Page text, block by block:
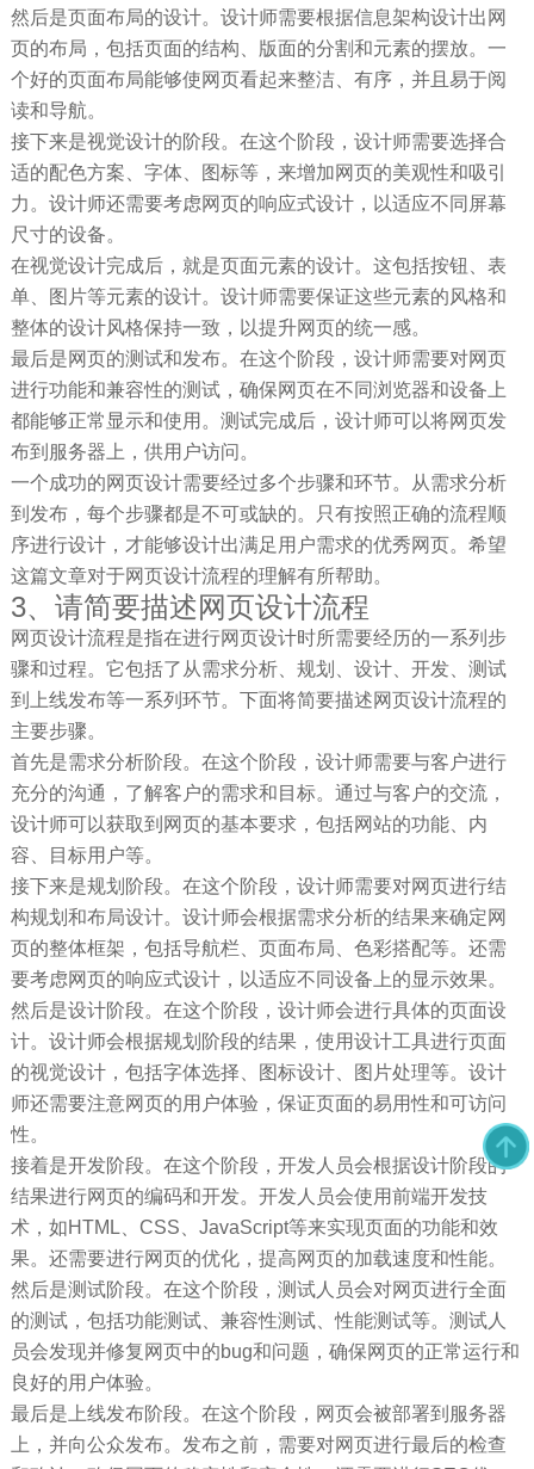
然后是页面布局的设计。设计师需要根据信息架构设计出网
页的布局，包括页面的结构、版面的分割和元素的摆放。一
个好的页面布局能够使网页看起来整洁、有序，并且易于阅
读和导航。
接下来是视觉设计的阶段。在这个阶段，设计师需要选择合
适的配色方案、字体、图标等，来增加网页的美观性和吸引
力。设计师还需要考虑网页的响应式设计，以适应不同屏幕
尺寸的设备。
在视觉设计完成后，就是页面元素的设计。这包括按钮、表
单、图片等元素的设计。设计师需要保证这些元素的风格和
整体的设计风格保持一致，以提升网页的统一感。
最后是网页的测试和发布。在这个阶段，设计师需要对网页
进行功能和兼容性的测试，确保网页在不同浏览器和设备上
都能够正常显示和使用。测试完成后，设计师可以将网页发
布到服务器上，供用户访问。
一个成功的网页设计需要经过多个步骤和环节。从需求分析
到发布，每个步骤都是不可或缺的。只有按照正确的流程顺
序进行设计，才能够设计出满足用户需求的优秀网页。希望
这篇文章对于网页设计流程的理解有所帮助。
3、请简要描述网页设计流程
网页设计流程是指在进行网页设计时所需要经历的一系列步
骤和过程。它包括了从需求分析、规划、设计、开发、测试
到上线发布等一系列环节。下面将简要描述网页设计流程的
主要步骤。
首先是需求分析阶段。在这个阶段，设计师需要与客户进行
充分的沟通，了解客户的需求和目标。通过与客户的交流，
设计师可以获取到网页的基本要求，包括网站的功能、内
容、目标用户等。
接下来是规划阶段。在这个阶段，设计师需要对网页进行结
构规划和布局设计。设计师会根据需求分析的结果来确定网
页的整体框架，包括导航栏、页面布局、色彩搭配等。还需
要考虑网页的响应式设计，以适应不同设备上的显示效果。
然后是设计阶段。在这个阶段，设计师会进行具体的页面设
计。设计师会根据规划阶段的结果，使用设计工具进行页面
的视觉设计，包括字体选择、图标设计、图片处理等。设计
师还需要注意网页的用户体验，保证页面的易用性和可访问
性。
接着是开发阶段。在这个阶段，开发人员会根据设计阶段的
结果进行网页的编码和开发。开发人员会使用前端开发技
术，如HTML、CSS、JavaScript等来实现页面的功能和效
果。还需要进行网页的优化，提高网页的加载速度和性能。
然后是测试阶段。在这个阶段，测试人员会对网页进行全面
的测试，包括功能测试、兼容性测试、性能测试等。测试人
员会发现并修复网页中的bug和问题，确保网页的正常运行和
良好的用户体验。
最后是上线发布阶段。在这个阶段，网页会被部署到服务器
上，并向公众发布。发布之前，需要对网页进行最后的检查